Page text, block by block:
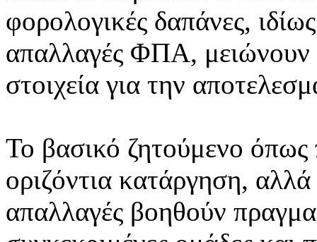
φορολογικές δαπάνες,
απαλλαγές ΦΠΑ, μειώνουν
στοιχεία για την
Το βασικό ζητούμενο όπως
οριζόντια κατάργηση,
απαλλαγές βοηθούν